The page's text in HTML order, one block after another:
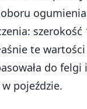
szerokość
te wartości
do felgi
pojeździe.